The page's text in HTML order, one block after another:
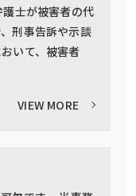
士が被害者の代
刑事告訴や示談
いて、被害者
VIEW MORE